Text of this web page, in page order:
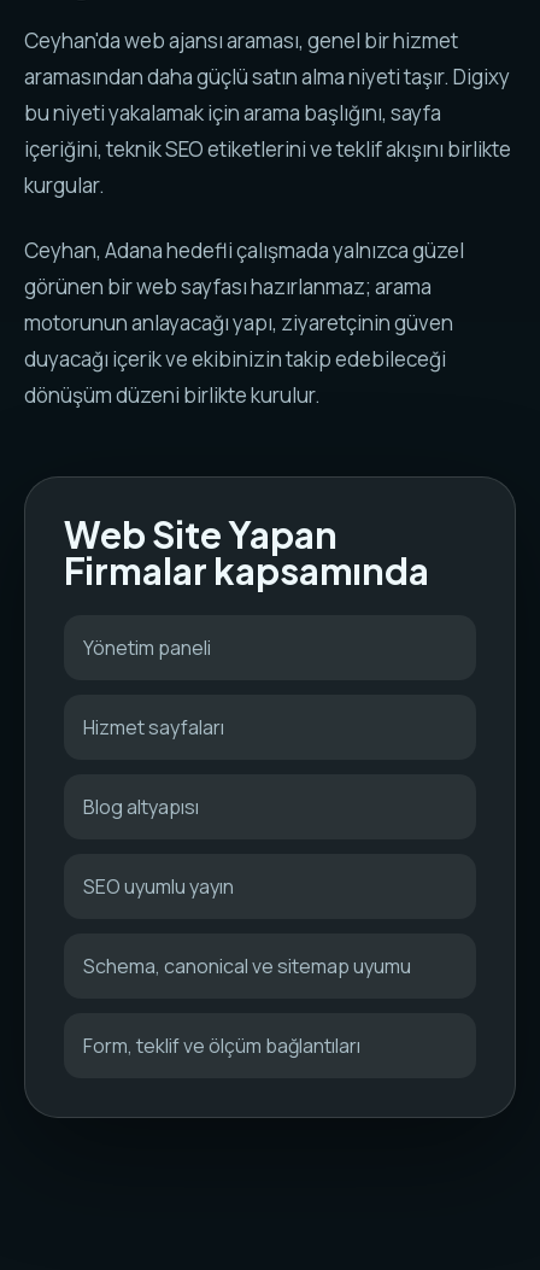
Ceyhan'da web ajansı araması, genel bir hizmet
aramasından daha güçlü satın alma niyeti taşır. Digixy
bu niyeti yakalamak için arama başlığını, sayfa
içeriğini, teknik SEO etiketlerini ve teklif akışını birlikte
kurgular.
Ceyhan, Adana hedefli çalışmada yalnızca güzel
görünen bir web sayfası hazırlanmaz; arama
motorunun anlayacağı yapı, ziyaretçinin güven
duyacağı içerik ve ekibinizin takip edebileceği
dönüşüm düzeni birlikte kurulur.
Web Site Yapan
Firmalar kapsamında
Yönetim paneli
Hizmet sayfaları
Blog altyapısı
SEO uyumlu yayın
Schema, canonical ve sitemap uyumu
Form, teklif ve ölçüm bağlantıları